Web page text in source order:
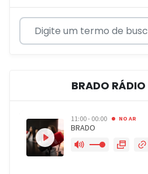
BRADO RÁDIO